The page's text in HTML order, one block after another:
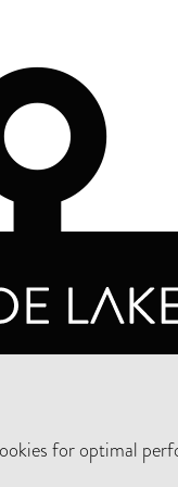
for optimal